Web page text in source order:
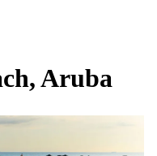
Aruba